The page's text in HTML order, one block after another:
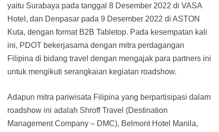
yaitu Surabaya pada tanggal 8 Desember 2022 di VASA
Hotel, dan Denpasar pada 9 Desember 2022 di ASTON
Kuta, dengan format B2B Tabletop. Pada kesempatan kali
ini, PDOT bekerjasama dengan mitra perdagangan
Filipina di bidang travel dengan mengajak para partners ini
untuk mengikuti serangkaian kegiatan roadshow.
Adapun mitra pariwisata Filipina yang berpartisipasi dalam
roadshow ini adalah Shroff Travel (Destination
Management Company – DMC), Belmont Hotel Manila,